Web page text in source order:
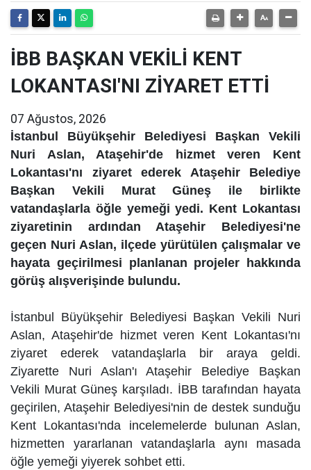
İBB BAŞKAN VEKİLİ KENT
LOKANTASI'NI ZİYARET ETTİ
07 Ağustos, 2026
İstanbul Büyükşehir Belediyesi Başkan Vekili
Nuri Aslan, Ataşehir'de hizmet veren Kent
Lokantası'nı ziyaret ederek Ataşehir Belediye
Başkan Vekili Murat Güneş ile birlikte
vatandaşlarla öğle yemeği yedi. Kent Lokantası
ziyaretinin ardından Ataşehir Belediyesi'ne
geçen Nuri Aslan, ilçede yürütülen çalışmalar ve
hayata geçirilmesi planlanan projeler hakkında
görüş alışverişinde bulundu.
İstanbul Büyükşehir Belediyesi Başkan Vekili Nuri
Aslan, Ataşehir'de hizmet veren Kent Lokantası'nı
ziyaret ederek vatandaşlarla bir araya geldi.
Ziyarette Nuri Aslan'ı Ataşehir Belediye Başkan
Vekili Murat Güneş karşıladı. İBB tarafından hayata
geçirilen, Ataşehir Belediyesi'nin de destek sunduğu
Kent Lokantası'nda incelemelerde bulunan Aslan,
hizmetten yararlanan vatandaşlarla aynı masada
öğle yemeği yiyerek sohbet etti.